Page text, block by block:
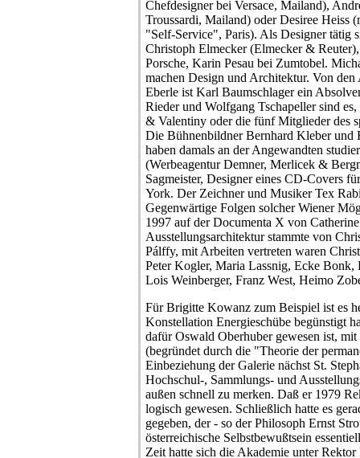
Chefdesigner bei Versace, Mailand),
Troussardi, Mailand) oder Desiree Heiss
"Self-Service", Paris). Als Designer tätig
Christoph Elmecker (Elmecker &
Porsche, Karin Pesau bei Zumtobel.
machen Design und Architektur. Von
Eberle ist Karl Baumschlager ein
Rieder und Wolfgang Tschapeller sind
& Valentiny oder die fünf Mitglieder des
Die Bühnenbildner Bernhard Kleber und
haben damals an der Angewandten
(Werbeagentur Demner, Merlicek &
Sagmeister, Designer eines CD-Covers
York. Der Zeichner und Musiker Tex
Gegenwärtige Folgen solcher Wiener
1997 auf der Documenta X von
Ausstellungsarchitektur stammte von
Pálffy, mit Arbeiten vertreten waren
Peter Kogler, Maria Lassnig, Ecke
Lois Weinberger, Franz West, Heimo
Für Brigitte Kowanz zum Beispiel ist es
Konstellation Energieschübe begünstigt
dafür Oswald Oberhuber gewesen ist, mit
(begründet durch die "Theorie der
Einbeziehung der Galerie nächst St.
Hochschul-, Sammlungs- und
außen schnell zu merken. Daß er 1979
logisch gewesen. Schließlich hatte es
gegeben, der - so der Philosoph Ernst
österreichische Selbstbewußtsein
Zeit hatte sich die Akademie unter